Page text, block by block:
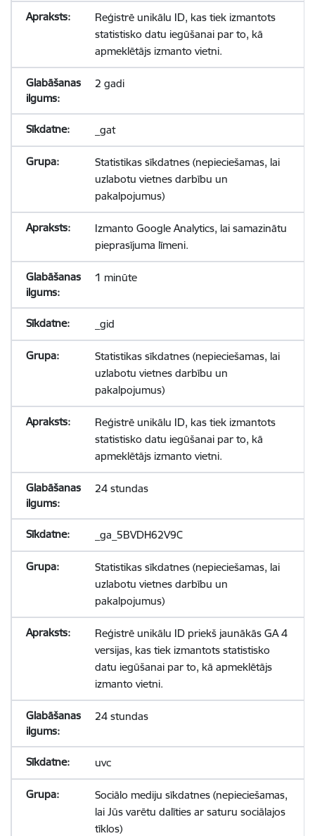
Reģistrē unikālu ID, kas tiek izmantots
statistisko datu iegūšanai par to, kā
apmeklētājs izmanto vietni.
2 gadi
_gat
Statistikas sīkdatnes (nepieciešamas, lai
uzlabotu vietnes darbību un
pakalpojumus)
Izmanto Google Analytics, lai samazinātu
pieprasījuma līmeni.
1 minūte
_gid
Statistikas sīkdatnes (nepieciešamas, lai
uzlabotu vietnes darbību un
pakalpojumus)
Reģistrē unikālu ID, kas tiek izmantots
statistisko datu iegūšanai par to, kā
apmeklētājs izmanto vietni.
24 stundas
_ga_5BVDH62V9C
Statistikas sīkdatnes (nepieciešamas, lai
uzlabotu vietnes darbību un
pakalpojumus)
Reģistrē unikālu ID priekš jaunākās GA 4
versijas, kas tiek izmantots statistisko
datu iegūšanai par to, kā apmeklētājs
izmanto vietni.
24 stundas
uvc
Sociālo mediju sīkdatnes (nepieciešamas,
lai Jūs varētu dalīties ar saturu sociālajos
tīklos)